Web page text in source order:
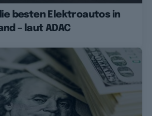
besten Elektroautos in
– laut ADAC